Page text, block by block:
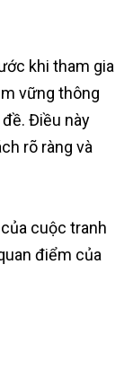
khi tham gia
vững thông
Điều này
rõ ràng và
cuộc tranh
điểm của